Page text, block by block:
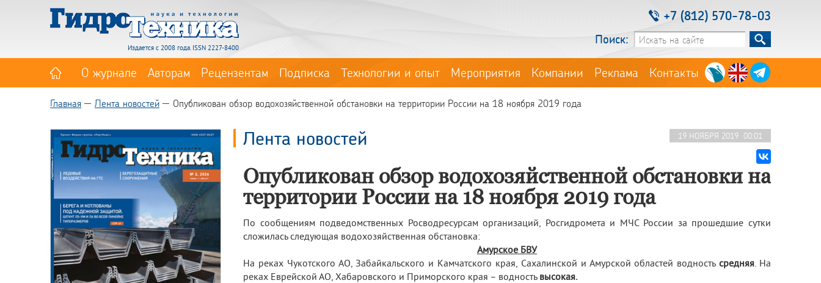
Издается с 2008 года. ISSN 2227-8400
+7 (812) 570-78-03
Поиск:
О журнале Авторам Рецензентам Подписка Технологии и опыт Мероприятия Компании Реклама Контакты
Главная Лента новостей Опубликован обзор водохозяйственной обстановки на территории России на 18 ноября 2019 года
19 НОЯБРЯ 2019 00:01
Лента новостей
Опубликован обзор водохозяйственной обстановки на
территории России на 18 ноября 2019 года
По сообщениям подведомственных Росводресурсам организаций, Росгидромета и МЧС России за прошедшие сутки
сложилась следующая водохозяйственная обстановка:
Амурское БВУ
На реках Чукотского АО, Забайкальского и Камчатского края, Сахалинской и Амурской областей водностьсредняя. На
реках Еврейской АО, Хабаровского и Приморского края – водность высокая.